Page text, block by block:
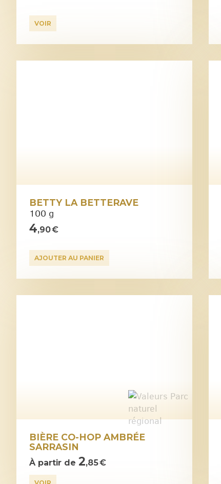
VOIR
BETTY LA BETTERAVE
100 g
4,90 €
AJOUTER AU PANIER
BIÈRE CO-HOP AMBRÉE
SARRASIN
À partir de 2,85 €